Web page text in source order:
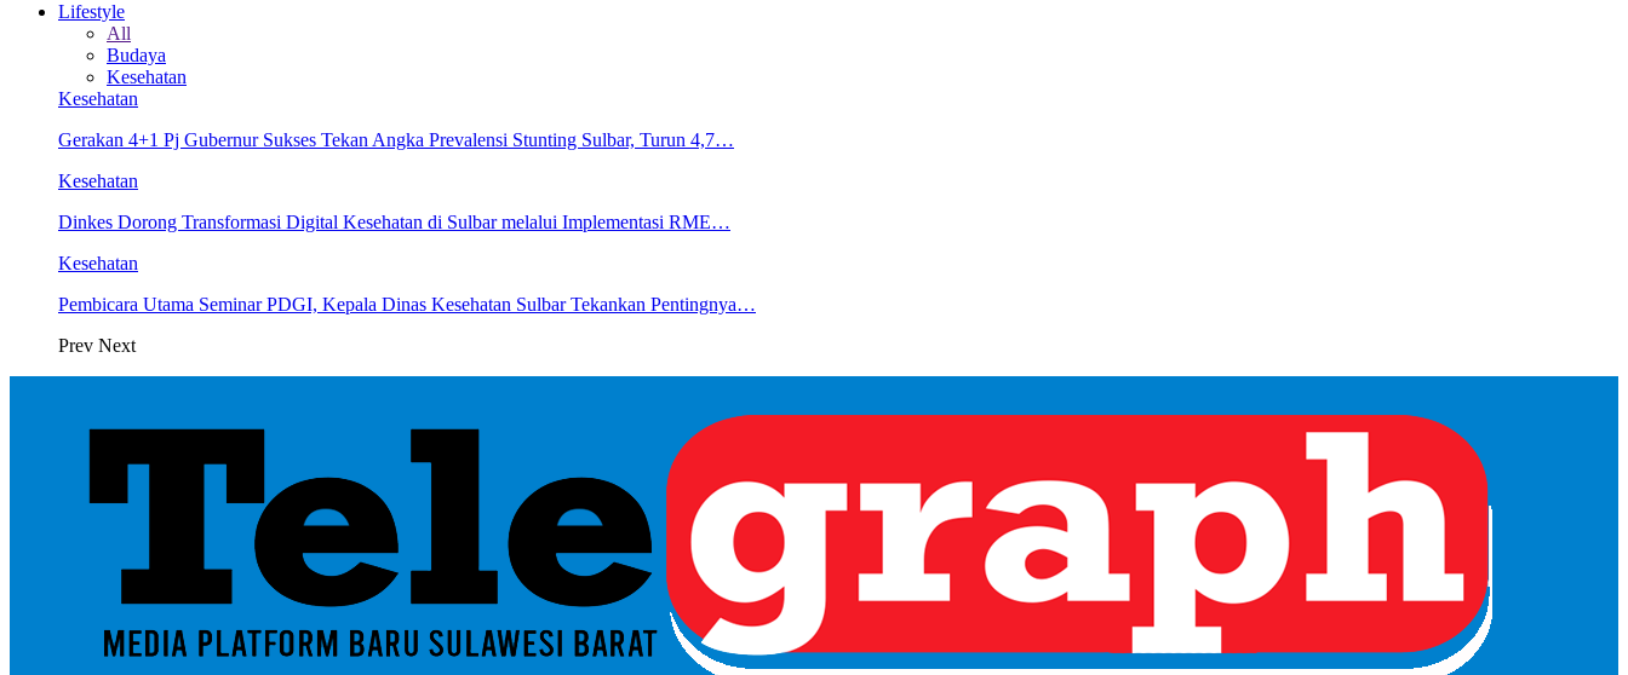
Lifestyle
All
Budaya
Kesehatan
Kesehatan
Gerakan 4+1 Pj Gubernur Sukses Tekan Angka Prevalensi Stunting Sulbar, Turun 4,7…
Kesehatan
Dinkes Dorong Transformasi Digital Kesehatan di Sulbar melalui Implementasi RME…
Kesehatan
Pembicara Utama Seminar PDGI, Kepala Dinas Kesehatan Sulbar Tekankan Pentingnya…
Prev Next